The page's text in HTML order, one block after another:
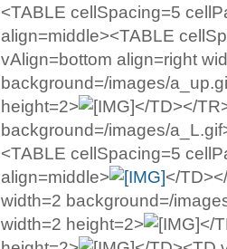
<TABLE cellSpacing=5
align=middle><TABLE
vAlign=bottom align=right
background=/images/
height=2>
</TD></
background=/images/
<TABLE cellSpacing=5
align=middle>
</
width=2 background=/
width=2 height=2>
</